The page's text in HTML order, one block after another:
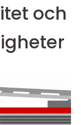
och